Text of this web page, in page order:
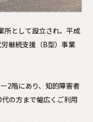
所として設立され、平成
継続支援（B型）事業
2階にあり、知的障害者
の方まで幅広くご利用